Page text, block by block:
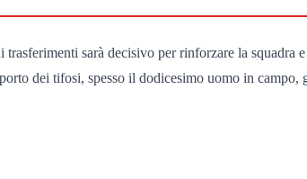
sarà decisivo per rinforzare la squadra
dei tifosi, spesso il dodicesimo uomo in campo,